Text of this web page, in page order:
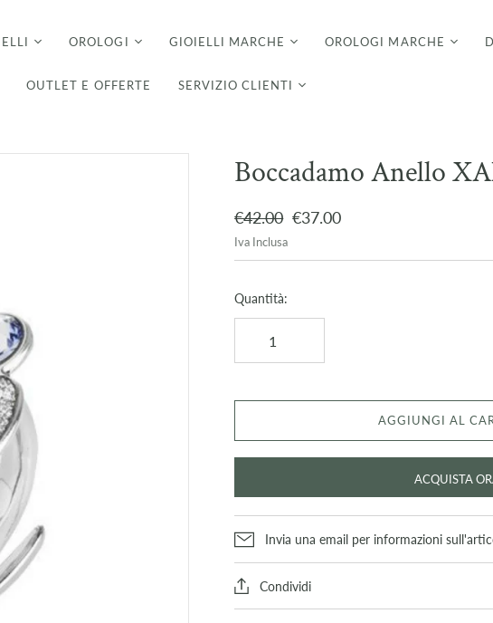
OROLOGI GIOIELLI MARCHE OROLOGI MARCHE
OUTLET E OFFERTE SERVIZIO CLIENTI
Boccadamo Anello
€42.00 €37.00
Iva Inclusa
Quantità:
AGGIUNGI AL
ACQUISTA
Invia una email per informazioni
Condividi